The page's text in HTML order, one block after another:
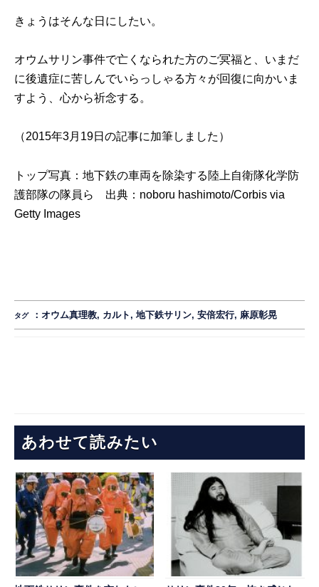
きょうはそんな日にしたい。
オウムサリン事件で亡くなられた方のご冥福と、いまだ
に後遺症に苦しんでいらっしゃる方々が回復に向かいま
すよう、心から祈念する。
（2015年3月19日の記事に加筆しました）
トップ写真：地下鉄の車両を除染する陸上自衛隊化学防
護部隊の隊員ら 出典： noboru hashimoto/Corbis via
Getty Images
タグ ：オウム真理教, カルト ,地下鉄サリン,安倍宏行, 麻原彰晃
あわせて読みたい